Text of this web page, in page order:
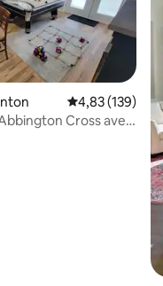
Évaluation
4,83 (139)
Cross avec